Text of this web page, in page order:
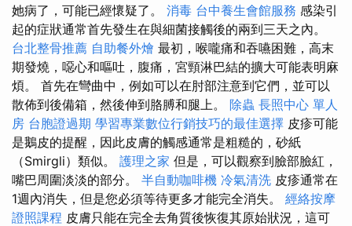
她病了，可能已經懷疑了。 消毒 台中養生會館服務 感染引
起的症狀通常首先發生在與細菌接觸後的兩到三天之內。
台北整骨推薦 自助餐外燴 最初，喉嚨痛和吞嚥困難，高末
期發燒，噁心和嘔吐，腹痛，宮頸淋巴結的擴大可能表明麻
煩。 首先在彎曲中，例如可以在肘部注意到它們，並可以
散佈到後備箱，然後伸到胳膊和腿上。 除蟲 長照中心 單人
房 台胞證過期 學習專業數位行銷技巧的最佳選擇 皮疹可能
是鵝皮的提醒，因此皮膚的觸感通常是粗糙的，砂紙
（Smirgli）類似。 護理之家 但是，可以觀察到臉部臉紅，
嘴巴周圍淡淡的部分。 半自動咖啡機 冷氣清洗 皮疹通常在
1週內消失，但是您必須等待更多才能完全消失。 經絡按摩
證照課程 皮膚只能在完全去角質後恢復其原始狀況，這可